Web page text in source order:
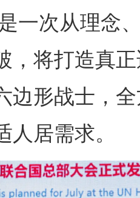
一次从理念
，将打造真
边形战士，
居需求。